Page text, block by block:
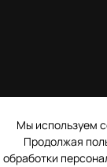
Мы используем
Продолжая
обработки